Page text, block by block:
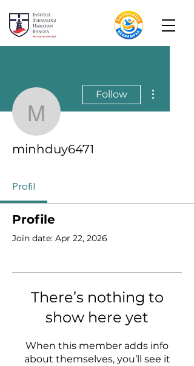
minhduy6471
Follow
minhduy6471
Profil
Profile
Join date: Apr 22, 2026
There’s nothing to
show here yet
When this member adds info
about themselves, you’ll see it